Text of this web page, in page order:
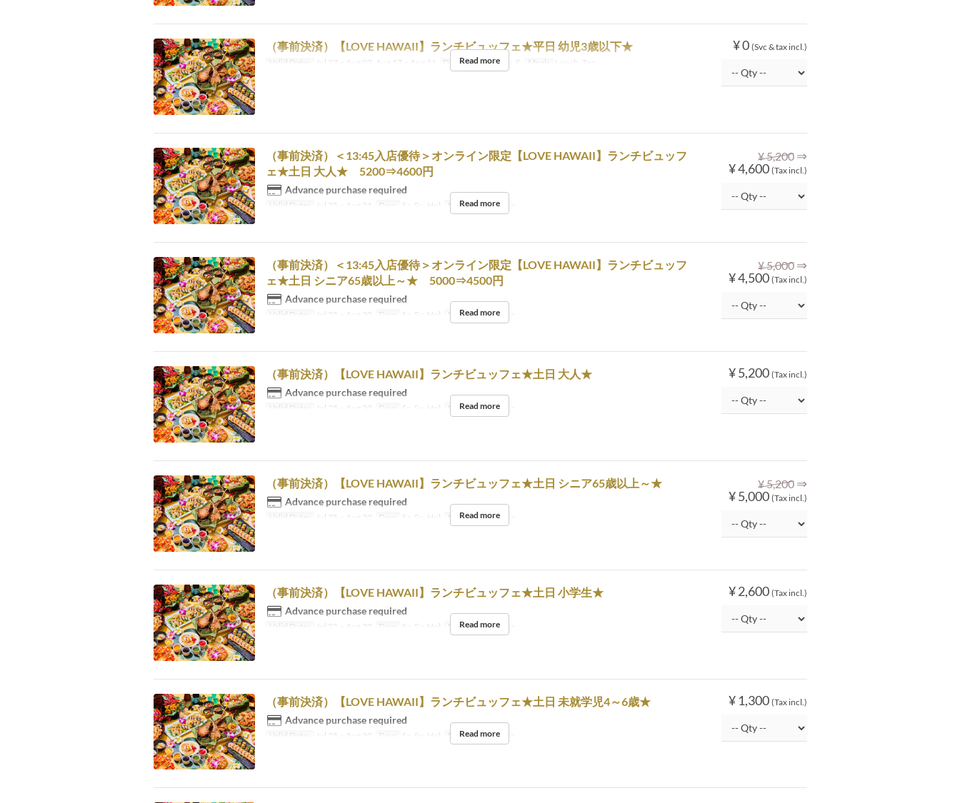
¥ 0 (Svc & tax incl.)
（事前決済）【LOVE HAWAII】ランチビュッフェ★平日 幼児3歳以下★
Valid Dates Jul 27 ~ Aug 07, Aug 17 ~ Aug 31 Days M, Tu, W, Th, F Meals Lunch, Tea
Read more
¥ 5,200 ⇒
¥ 4,600 (Tax incl.)
（事前決済）＜13:45入店優待＞オンライン限定【LOVE HAWAII】ランチビュッフ
ェ★土日 大人★ 5200⇒4600円
Advance purchase required
Valid Dates Jul 25 ~ Aug 31 Days Sa, Su, Hol Meals Lunch, Tea
Read more
¥ 5,000 ⇒
¥ 4,500 (Tax incl.)
（事前決済）＜13:45入店優待＞オンライン限定【LOVE HAWAII】ランチビュッフ
ェ★土日 シニア65歳以上～★ 5000⇒4500円
Advance purchase required
Valid Dates Jul 25 ~ Aug 30 Days Sa, Su, Hol Meals Lunch, Tea
Read more
¥ 5,200 (Tax incl.)
（事前決済）【LOVE HAWAII】ランチビュッフェ★土日 大人★
Advance purchase required
Valid Dates Jul 25 ~ Aug 30 Days Sa, Su, Hol Meals Lunch, Tea
Read more
¥ 5,200 ⇒
¥ 5,000 (Tax incl.)
（事前決済）【LOVE HAWAII】ランチビュッフェ★土日 シニア65歳以上～★
Advance purchase required
Valid Dates Jul 25 ~ Aug 30 Days Sa, Su, Hol Meals Lunch, Tea
Read more
¥ 2,600 (Tax incl.)
（事前決済）【LOVE HAWAII】ランチビュッフェ★土日 小学生★
Advance purchase required
Valid Dates Jul 25 ~ Aug 30 Days Sa, Su, Hol Meals Lunch, Tea
Read more
¥ 1,300 (Tax incl.)
（事前決済）【LOVE HAWAII】ランチビュッフェ★土日 未就学児4～6歳★
Advance purchase required
Valid Dates Jul 25 ~ Aug 30 Days Sa, Su, Hol Meals Lunch, Tea
Read more